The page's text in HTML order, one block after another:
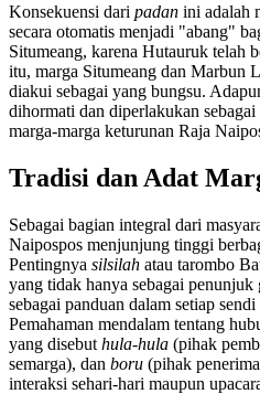
Konsekuensi dari padan ini adalah
secara otomatis menjadi "abang"
Situmeang, karena Hutauruk telah
itu, marga Situmeang dan Marbun
diakui sebagai yang bungsu.
dihormati dan diperlakukan
marga-marga keturunan Raja
Tradisi dan Adat
Sebagai bagian integral dari
Naipospos menjunjung tinggi
Pentingnya silsilah atau tarombo
yang tidak hanya sebagai penunjuk
sebagai panduan dalam setiap
Pemahaman mendalam tentang
yang disebut hula-hula (pihak
semarga), dan boru (pihak
interaksi sehari-hari maupun